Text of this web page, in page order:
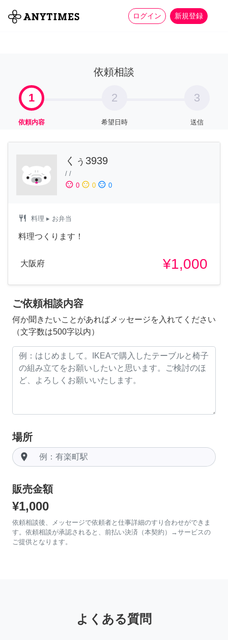
ログイン 新規登録
全て 家事 more_horiz
依頼相談
1
依頼内容
2
希望日時
3
送信
くぅ3939
/ /
sentiment_satisfied 0 sentiment_neutral 0 sentiment_dissatisfied 0
restaurant 料理 ▸ お弁当
料理つくります！
大阪府 ¥1,000
ご依頼相談内容
何か聞きたいことがあればメッセージを入れてください
（文字数は500字以内）
場所
room
販売金額
¥1,000
依頼相談後、メッセージで依頼者と仕事詳細のすり合わせができま
す。依頼相談が承認されると、前払い決済（本契約）→サービスの
ご提供となります。
よくある質問